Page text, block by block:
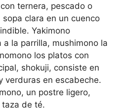
ternera, pescado o
clara en un cuenco
Yakimono
la parrilla, mushimono la
los platos con
shokuji, consiste en
verduras en escabeche.
un postre ligero,
de té.